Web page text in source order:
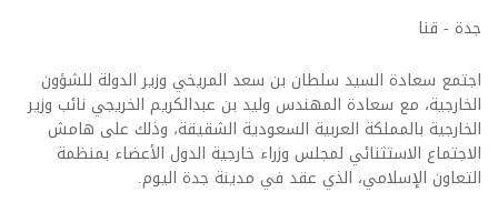
جدة - قنا
اجتمع سعادة السيد سلطان بن سعد المريخي وزير الدولة للشؤون
الخارجية، مع سعادة المهندس وليد بن عبدالكريم الخريجي نائب وزير
الخارجية بالمملكة العربية السعودية الشقيقة، وذلك على هامش
الاجتماع الاستثنائي لمجلس وزراء خارجية الدول الأعضاء بمنظمة
التعاون الإسلامي، الذي عقد في مدينة جدة اليوم.